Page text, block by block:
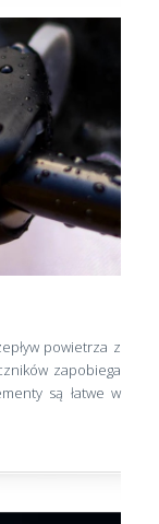
powietrza z
zapobiega
są łatwe w